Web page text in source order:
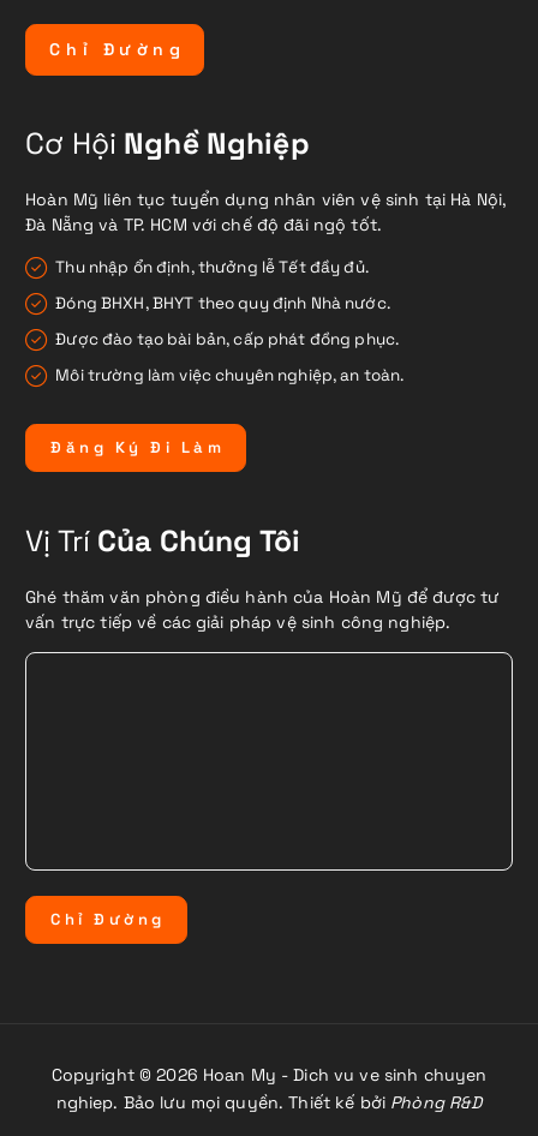
C h ỉ Đ ư ờ n g
Cơ Hội Nghề Nghiệp
Hoàn Mỹ liên tục tuyển dụng nhân viên vệ sinh tại Hà Nội,
Đà Nẵng và TP. HCM với chế độ đãi ngộ tốt.
Thu nhập ổn định, thưởng lễ Tết đầy đủ.
Đóng BHXH, BHYT theo quy định Nhà nước.
Được đào tạo bài bản, cấp phát đồng phục.
Môi trường làm việc chuyên nghiệp, an toàn.
Đ ă n g Ký Đ i L à m
Vị TríCủa Chúng Tôi
Ghé thăm văn phòng điều hành của Hoàn Mỹ để được tư
vấn trực tiếp về các giải pháp vệ sinh công nghiệp.
C hỉ Đ ườ ng
Copyright © 2026 Hoan My - Dich vu ve sinh chuyen
nghiep. Bảo lưu mọi quyền. Thiết kế bởi Phòng R&D